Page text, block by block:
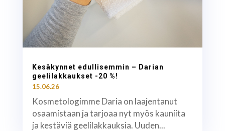
Kesäkynnet edullisemmin – Darian
geelilakkaukset -20 %!
15.06.26
Kosmetologimme Daria on laajentanut
osaamistaan ja tarjoaa nyt myös kauniita
ja kestäviä geelilakkauksia. Uuden...